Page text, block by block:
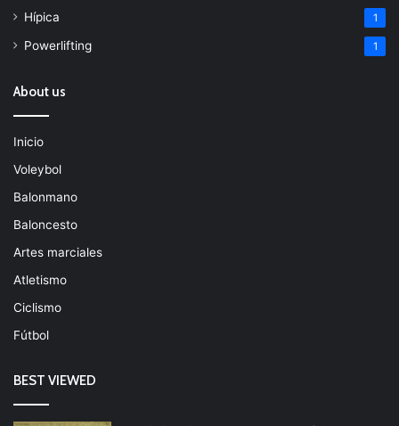
Hípica 1
Powerlifting 1
About us
Inicio
Voleybol
Balonmano
Baloncesto
Artes marciales
Atletismo
Ciclismo
Fútbol
BEST VIEWED